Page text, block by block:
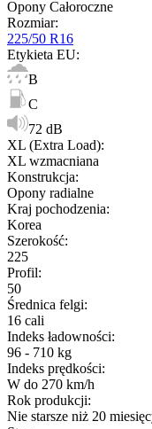
Opony Całoroczne
Rozmiar:
225/50 R16
Etykieta EU:
B
C
72 dB
XL (Extra Load):
XL wzmacniana
Konstrukcja:
Opony radialne
Kraj pochodzenia:
Korea
Szerokość:
225
Profil:
50
Średnica felgi:
16 cali
Indeks ładowności:
96 - 710 kg
Indeks prędkości:
W do 270 km/h
Rok produkcji:
Nie starsze niż 20